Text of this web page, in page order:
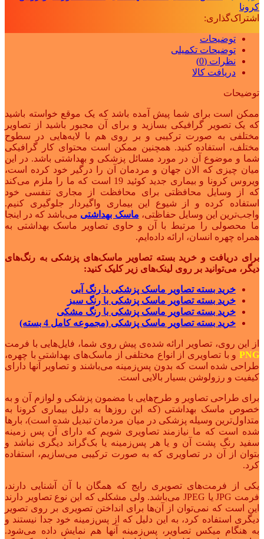
کرونا
اشتراک‌گذاری:
توضیحات
توضیحات تکمیلی
نظرات (0)
دریافت کالا
توضیحات
ممکن است برای شما پیش آمده باشد که یک موقع خواسته باشید
که یک تصویر گرافیکی بسازید و برای آن مجبور باشید از تصاویر
مختلفی به صورت ترکیبی و بر روی هم با لایه‌هایی در سطوح
مختلف، استفاده کنید. همچنین ممکن است محتوای کار گرافیکی
شما و موضوع آن در مورد مسائل پزشکی و بهداشتی باشد. در این
میان چیزی که الان جهان و مردمان آن را درگیر خود کرده است،
ویروس کرونا و بیماری جدید کوئید 19 است که ما را ملزم می‌کند
که از وسایل محافظتی برای محافظت از مجاری تنفسی خود
استفاده کرده و از شیوع این بیماری واگیردار جلوگیری کنیم.
واجب‌ترین این وسایل حفاظتی، ماسک بهداشتی می‌باشد که در اینجا
ما محصولی را مرتبط با آن و حاوی تصاویر ماسک بهداشتی به
همراه چهره انسان، ارائه داده‌ایم.
برای دریافت و خرید بسته تصاویر ماسک‌های پزشکی به رنگ‌های
دیگر، می‌توانید بر روی لینک‌های زیر کلیک کنید:
خرید بسته تصاویر ماسک پزشکی با رنگ آبی
خرید بسته تصاویر ماسک پزشکی با رنگ سبز
خرید بسته تصاویر ماسک پزشکی با رنگ مشکی
خرید بسته تصاویر ماسک پزشکی (مجموعه کامل 4 بسته)
از این روی، تصاویر ارائه شده‌ی پیش روی شما، فایل‌هایی با فرمت
PNG و با تصاویری از انواع مختلفی از ماسک‌های بهداشتی با چهره،
طراحی شده است که بدون پس‌زمینه می‌باشند و تصاویر آنها دارای
کیفیت و رزولوشن بسیار بالایی است.
برای طراحی تصاویر و طرح‌هایی با مضمون پزشکی و لوازم آن و به
خصوص ماسک بهداشتی (که این روزها به دلیل بیماری کرونا به
متداول‌ترین وسیله پزشکی در میان مردمان تبدیل شده است)، بارها
شده است که ما نیازمند تصاویری شویم که دارای آن پس زمینه
سفید رنگ پشت آن و یا هر پس‌زمینه یا بک‌گراند دیگری نباشد و
بتوان از آن در تصاویری که به صورت ترکیبی می‌سازیم، استفاده
کرد.
یکی از فرمت‌های تصویری رایج که همگان با آن آشنایی دارند،
فرمت JPG یا JPEG می‌باشد. ولی مشکلی که این نوع تصاویر دارند
این است که نمی‌توان از آن‌ها برای انداختن تصویری بر روی تصویر
دیگری استفاده کرد، به این دلیل که از پس‌زمینه خود جدا نیستند و
به هنگام میکس تصاویر، پس‌زمینه آنها هم نمایش داده می‌شود.